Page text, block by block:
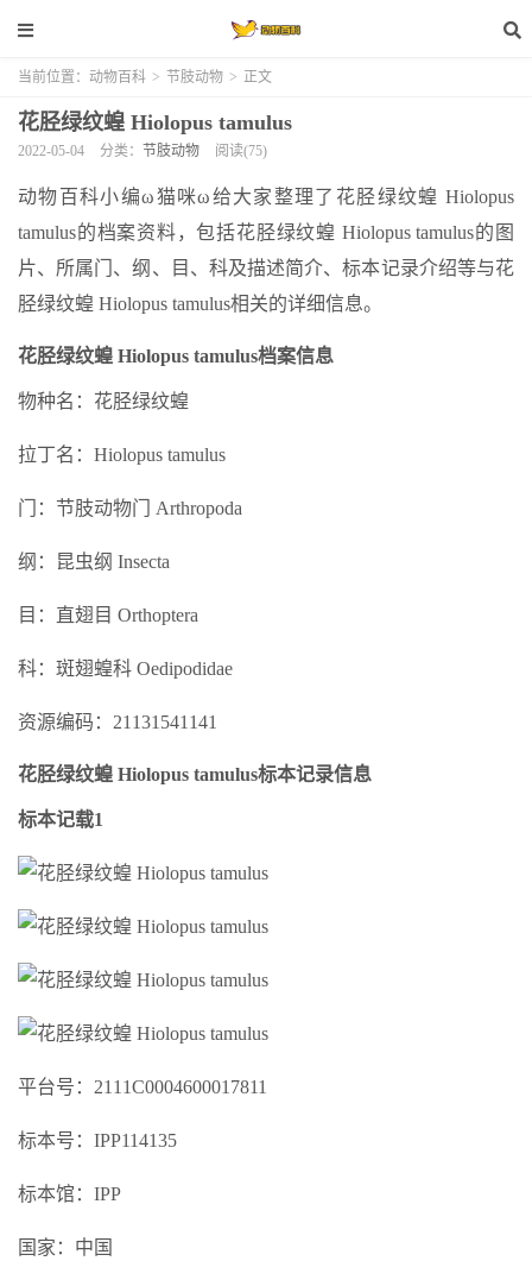
当前位置： 动物百科 > 节肢动物 > 正文
花胫绿纹蝗 Hiolopus tamulus
2022-05-04 分类： 节肢动物 阅读(75)
动物百科小编ω猫咪ω给大家整理了花胫绿纹蝗 Hiolopus
tamulus的档案资料，包括花胫绿纹蝗 Hiolopus tamulus的图
片、所属门、纲、目、科及描述简介、标本记录介绍等与花
胫绿纹蝗 Hiolopus tamulus相关的详细信息。
花胫绿纹蝗 Hiolopus tamulus档案信息
物种名：花胫绿纹蝗
拉丁名：Hiolopus tamulus
门：节肢动物门 Arthropoda
纲：昆虫纲 Insecta
目：直翅目 Orthoptera
科：斑翅蝗科 Oedipodidae
资源编码：21131541141
花胫绿纹蝗 Hiolopus tamulus标本记录信息
标本记载1
平台号：2111C0004600017811
标本号：IPP114135
标本馆：IPP
国家：中国